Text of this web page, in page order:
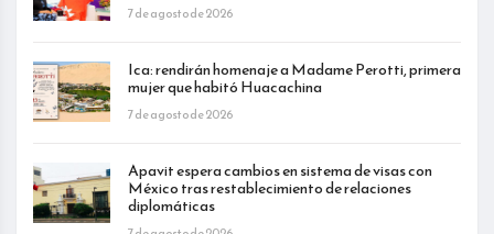
7 de agosto de 2026
Ica: rendirán homenaje a Madame Perotti, primera
mujer que habitó Huacachina
7 de agosto de 2026
Apavit espera cambios en sistema de visas con
México tras restablecimiento de relaciones
diplomáticas